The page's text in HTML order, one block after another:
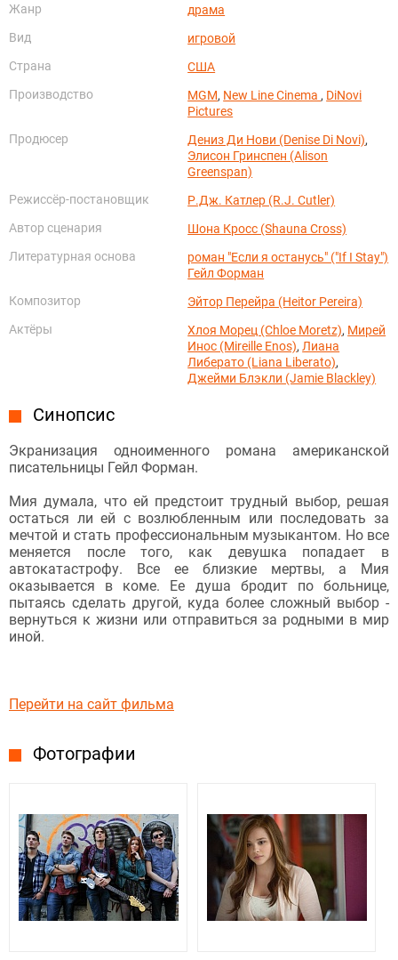
Жанр
драма
Вид
игровой
Страна
США
Производство
MGM, New Line Cinema , DiNovi
Pictures
Продюсер
Дениз Ди Нови (Denise Di Novi),
Элисон Гринспен (Alison
Greenspan)
Режиссёр-постановщик
Р.Дж. Катлер (R.J. Cutler)
Автор сценария
Шона Кросс (Shauna Cross)
Литературная основа
роман "Если я останусь" ("If I Stay")
Гейл Форман
Композитор
Эйтор Перейра (Heitor Pereira)
Актёры
Хлоя Морец (Chloe Moretz), Мирей
Инос (Mireille Enos), Лиана
Либерато (Liana Liberato),
Джейми Блэкли (Jamie Blackley)
Синопсис
Экранизация одноименного романа американской
писательницы Гейл Форман.
Мия думала, что ей предстоит трудный выбор, решая
остаться ли ей с возлюбленным или последовать за
мечтой и стать профессиональным музыкантом. Но все
меняется после того, как девушка попадает в
автокатастрофу. Все ее близкие мертвы, а Мия
оказывается в коме. Ее душа бродит по больнице,
пытаясь сделать другой, куда более сложный выбор -
вернуться к жизни или отправиться за родными в мир
иной.
Перейти на сайт фильма
Фотографии